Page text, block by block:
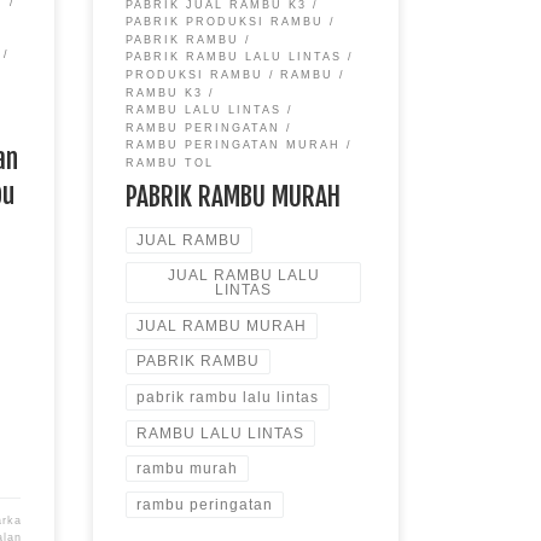
beberapa cabang kantor dalam
menjalankan manajemen pemasaran
kami dengan baik. […]
PABRIK JUAL RAMBU K3
PABRIK PRODUKSI RAMBU
PABRIK RAMBU
PABRIK RAMBU LALU LINTAS
PRODUKSI RAMBU
RAMBU
RAMBU K3
RAMBU LALU LINTAS
RAMBU PERINGATAN
RAMBU PERINGATAN MURAH
RAMBU TOL
PABRIK RAMBU MURAH
JUAL RAMBU
JUAL RAMBU LALU
LINTAS
JUAL RAMBU MURAH
PABRIK RAMBU
pabrik rambu lalu lintas
RAMBU LALU LINTAS
rambu murah
rambu peringatan